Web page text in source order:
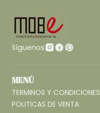
Síguenos
MENÚ
TERMINOS Y CONDICIONES
POLITICAS DE VENTA